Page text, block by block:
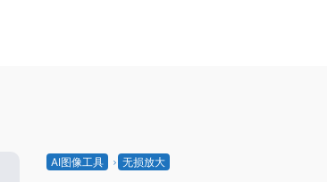
AI图像工具 无损放大